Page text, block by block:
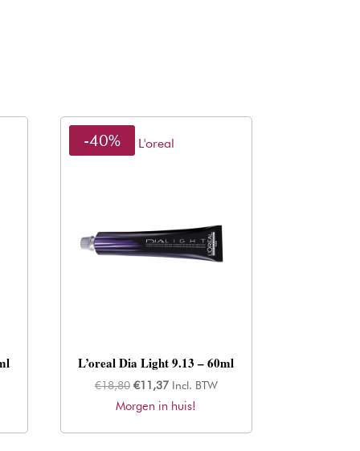
L'oreal
-40%
L’oreal Dia Light 9.13 – 60ml
€18,80 Oorspronkelijke
prijs
€11,37Huidige
prijs
Incl. BTW
Morgen in huis!